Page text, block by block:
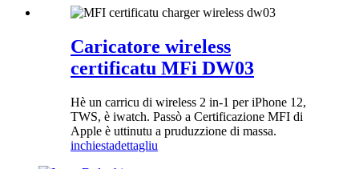
Caricatore wireless
certificatu MFi DW03
Hè un carricu di wireless 2 in-1 per iPhone 12,
TWS, è iwatch. Passò a Certificazione MFI di
Apple è uttinutu a pruduzzione di massa.
inchiestadettagliu